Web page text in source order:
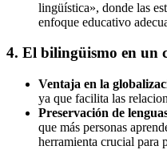
lingüística», donde las
enfoque educativo
4. El bilingüismo en un
Ventaja en la
ya que facilita las
Preservación de
que más personas
herramienta crucial para